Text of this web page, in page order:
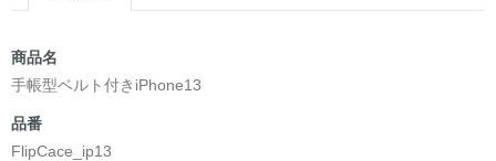
商品名
手帳型ベルト付きiPhone13
品番
FlipCace_ip13